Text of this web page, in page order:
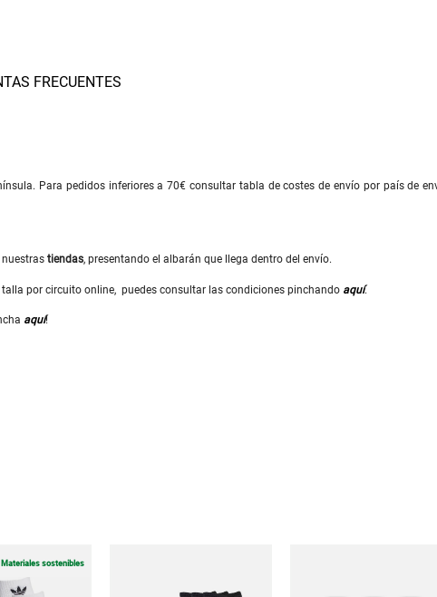
FRECUENTES
Para pedidos inferiores a 70€ consultar tabla de costes de envío por país de
tiendas, presentando el albarán que llega dentro del envío.
por circuito online, puedes consultar las condiciones pinchando aquí.
aquí!
Materiales sostenibles